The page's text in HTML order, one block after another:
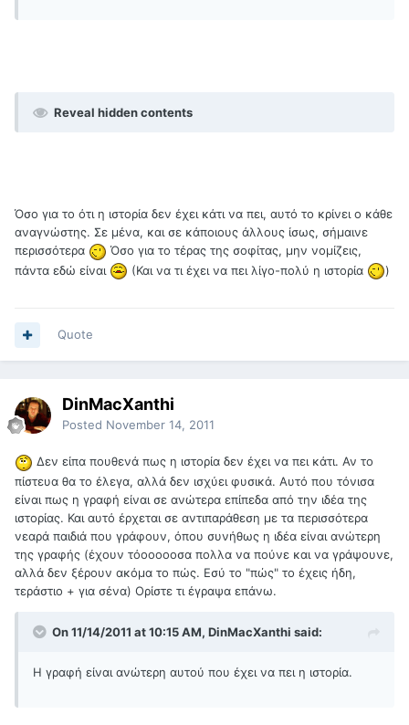
Reveal hidden contents
Όσο για το ότι η ιστορία δεν έχει κάτι να πει, αυτό το κρίνει ο κάθε
αναγνώστης. Σε μένα, και σε κάποιους άλλους ίσως, σήμαινε
περισσότερα
Όσο για το τέρας της σοφίτας, μην νομίζεις,
πάντα εδώ είναι
(Και να τι έχει να πει λίγο-πολύ η ιστορία )
Quote
DinMacXanthi
Posted November 14, 2011
Δεν είπα πουθενά πως η ιστορία δεν έχει να πει κάτι. Αν το
πίστευα θα το έλεγα, αλλά δεν ισχύει φυσικά. Αυτό που τόνισα
είναι πως η γραφή είναι σε ανώτερα επίπεδα από την ιδέα της
ιστορίας. Και αυτό έρχεται σε αντιπαράθεση με τα περισσότερα
νεαρά παιδιά που γράφουν, όπου συνήθως η ιδέα είναι ανώτερη
της γραφής (έχουν τόοοοοοσα πολλα να πούνε και να γράψουνε,
αλλά δεν ξέρουν ακόμα το πώς. Εσύ το "πώς" το έχεις ήδη,
τεράστιο + για σένα) Ορίστε τι έγραψα επάνω.
On 11/14/2011 at 10:15 AM, DinMacXanthi said:
Η γραφή είναι ανώτερη αυτού που έχει να πει η ιστορία.